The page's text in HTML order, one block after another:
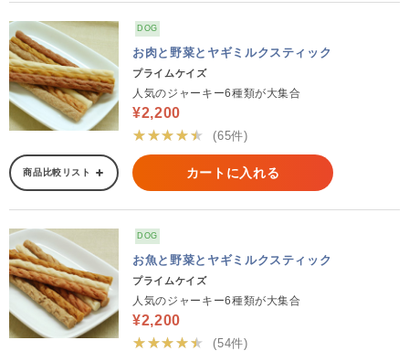
DOG
お肉と野菜とヤギミルクスティック
プライムケイズ
人気のジャーキー6種類が大集合
¥2,200
★★★★★
(65件)
商品比較リスト カートに入れる
DOG
お魚と野菜とヤギミルクスティック
プライムケイズ
人気のジャーキー6種類が大集合
¥2,200
★★★★★
(54件)